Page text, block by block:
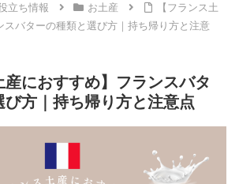
立ち情報 お土産
【フランス土
スバターの種類と選び方｜持ち帰り方と注意
産におすすめ】フランスバタ
び方｜持ち帰り方と注意点